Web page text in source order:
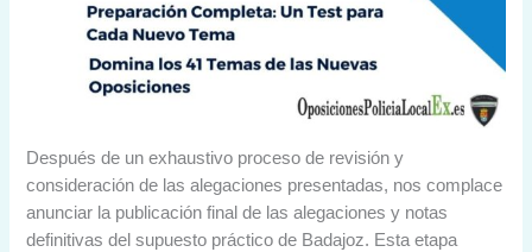
Después de un exhaustivo proceso de revisión y
consideración de las alegaciones presentadas, nos complace
anunciar la publicación final de las alegaciones y notas
definitivas del supuesto práctico de Badajoz. Esta etapa